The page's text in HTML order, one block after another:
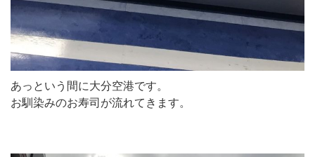
あっという間に大分空港です。
お馴染みのお寿司が流れてきます。